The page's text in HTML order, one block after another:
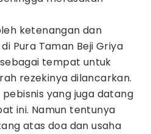
ketenangan dan
Pura Taman Beji Griya
tempat untuk
rezekinya dilancarkan.
yang juga datang
ini. Namun tentunya
atas doa dan usaha